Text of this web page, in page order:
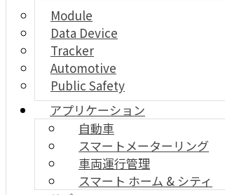
Module
Data Device
Tracker
Automotive
Public Safety
アプリケーション
自動車
スマートメーターリング
車両運行管理
スマート ホーム & シティ